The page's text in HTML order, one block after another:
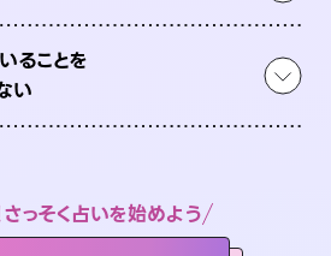
ることを
い
っそく占いを始めよう